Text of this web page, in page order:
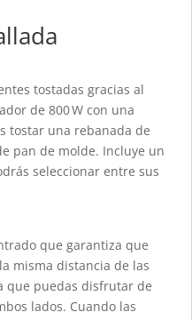
tostadas gracias al
de 800 W con una
tostar una rebanada de
pan de molde. Incluye un
seleccionar entre sus
que garantiza que
misma distancia de las
que puedas disfrutar de
lados. Cuando las